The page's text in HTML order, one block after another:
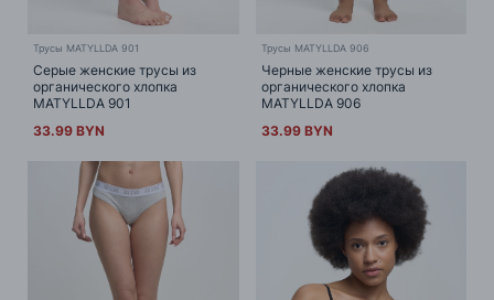
Трусы MATYLLDA 901
Серые женские трусы из
органического хлопка
MATYLLDA 901
33.99 BYN
Трусы MATYLLDA 906
Черные женские трусы из
органического хлопка
MATYLLDA 906
33.99 BYN